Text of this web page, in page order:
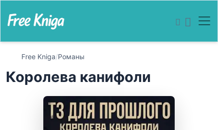
Free Kniga/Романы
Королева канифоли